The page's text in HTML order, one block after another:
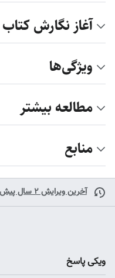
آغاز نگارش کتاب
ویژگی‌ها
مطالعه بیشتر
منابع
آخرین ویرایش ۲ سال پیش
ویکی پاسخ